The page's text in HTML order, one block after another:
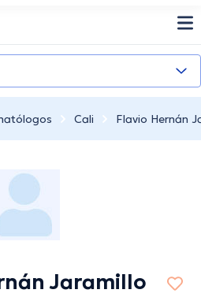
Cali Flavio Hernán
Jaramillo